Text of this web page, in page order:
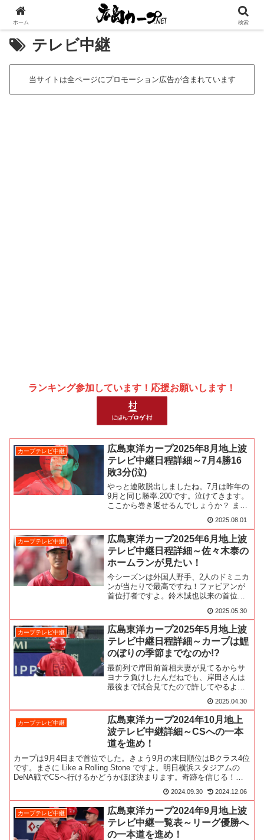
[広告]
テレビ中継
当サイトは全ページにプロモーション広告が含まれています
ランキング参加しています！応援お願いします！
カープテレビ中継
広島東洋カープ2025年8月地上波
テレビ中継日程詳細～7月4勝16
敗3分(泣)
やっと連敗脱出しましたね。7月は昨年の
9月と同じ勝率.200です。泣けてきます。
ここから巻き返せるんでしょうか？ ま
あ、応援しますよ。話変わって、8月の地
上波中継は、21試合もあります。スポン
サーの企業さんたちも8月は優勝争いが佳
境になって...
2025.08.01
カープテレビ中継
広島東洋カープ2025年6月地上波
テレビ中継日程詳細～佐々木泰の
ホームランが見たい！
今シーズンは外国人野手、2人のドミニカ
ンが当たりで最高ですね！ファビアンが
首位打者ですよ。鈴木誠也以来の首位打
何と言ってもドラフト1位の佐々木泰。達
川光男風に言うと、「ひと目見ただけで
ものが違うわ～」って...
2025.05.30
カープテレビ中継
広島東洋カープ2025年5月地上波
テレビ中継日程詳細～カープは鯉
のぼりの季節までなのか!?
最前列で岸田前首相夫妻が見てるからサ
ヨナラ負けしたんだねでも、岸田さんは
最後まで試合見てたので許してやるよと
地上波試合中継表です。4連敗はきついで
すね、でも始まったばかりだから...8月の
お盆まで余力を...
2025.04.30
カープテレビ中継
広島東洋カープ2024年10月地上
波テレビ中継詳細～CSへの一本
道を進め！
カープは9月4日まで首位でした。きょう9月の末日順位はBクラス4位
です。まさに Like a Rolling Stone ですよ。明日横浜スタジアムの
DeNA戦でCSへ行けるかどうかほぼ決まります。奇跡を信じる！さ
2024.09.30 2024.12.06
カープテレビ中継
広島東洋カープ2024年9月地上波
テレビ中継一覧表～リーグ優勝へ
の一本道を進め！
ホーム 検索